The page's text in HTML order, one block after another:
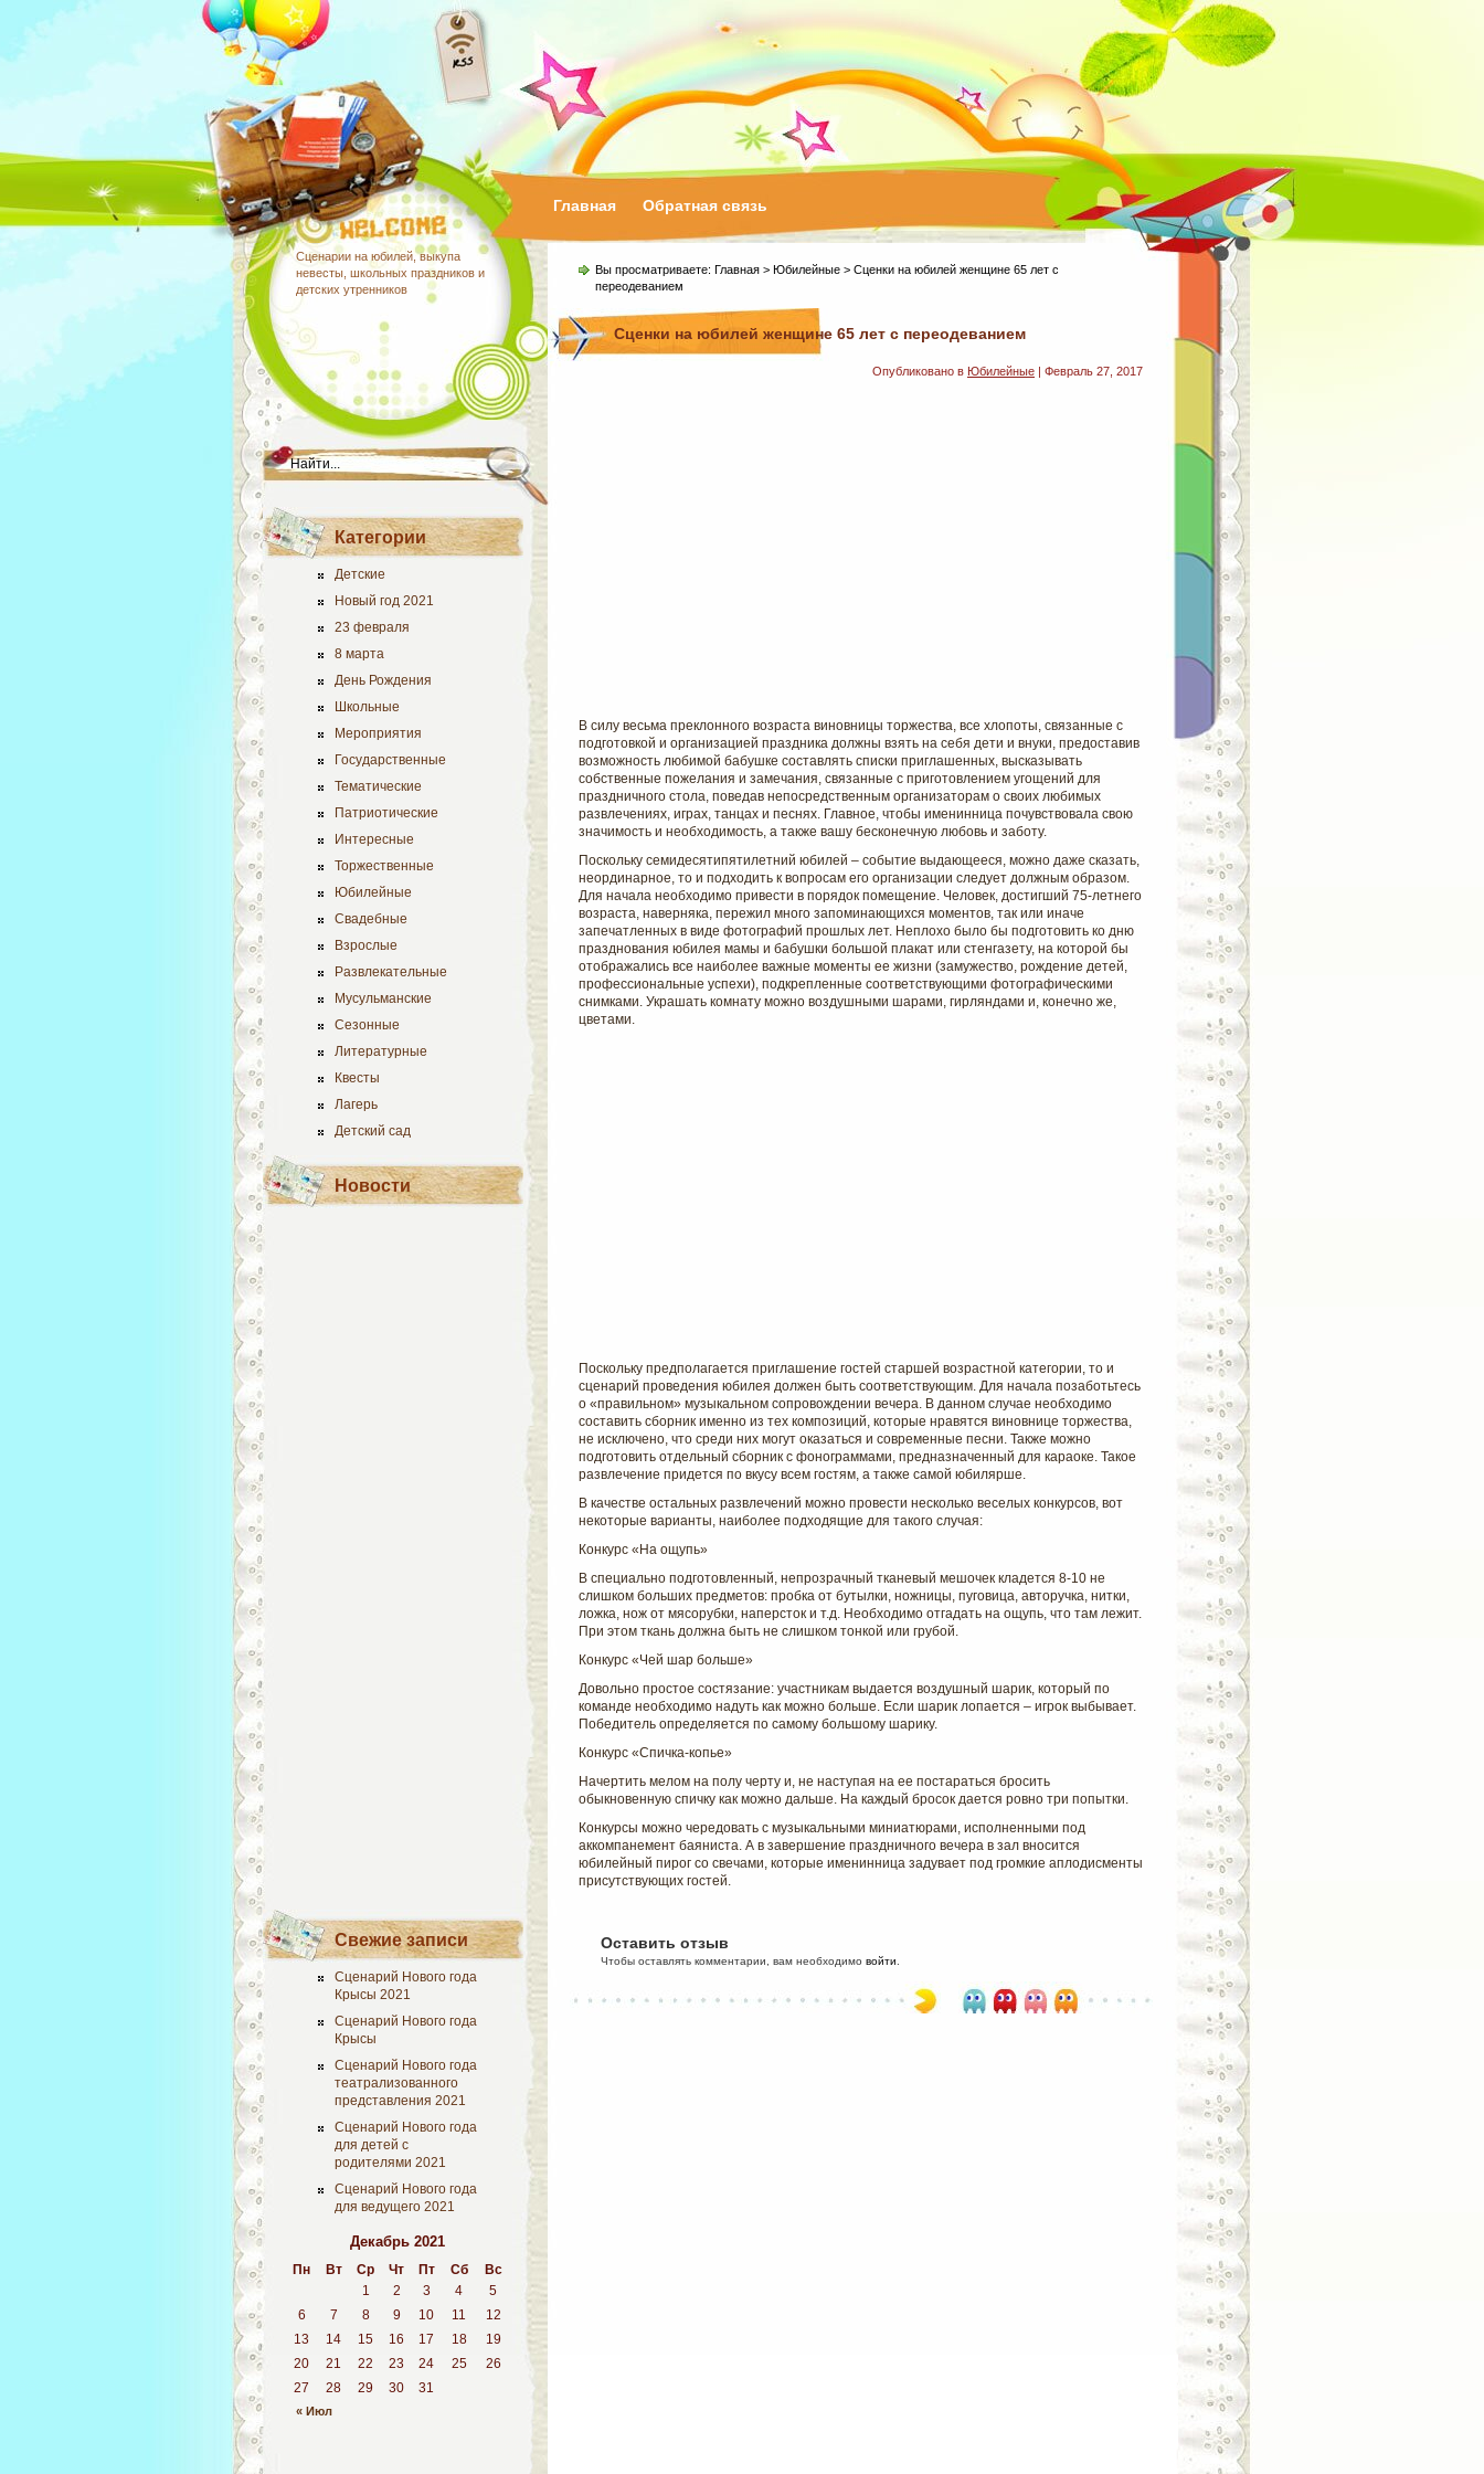
Главная Обратная связь
Сценарии на юбилей, выкупа
невесты, школьных праздников и
детских утренников
Категории
Детские
Новый год 2021
23 февраля
8 марта
День Рождения
Школьные
Мероприятия
Государственные
Тематические
Патриотические
Интересные
Торжественные
Юбилейные
Свадебные
Взрослые
Развлекательные
Мусульманские
Сезонные
Литературные
Квесты
Лагерь
Детский сад
Новости
Свежие записи
Сценарий Нового года
Крысы 2021
Сценарий Нового года
Крысы
Сценарий Нового года
театрализованного
представления 2021
Сценарий Нового года
для детей с
родителями 2021
Сценарий Нового года
для ведущего 2021
Декабрь 2021
Пн Вт Ср Чт Пт Сб Вс
« Июл
1 2 3 4
5
6
7 8 9 10 11
12
13
14 15 16 17 18
19
20
21 22 23 24 25
26
27
28 29 30 31
Вы просматриваете: Главная > Юбилейные > Сценки на юбилей женщине 65 лет с
переодеванием
Сценки на юбилей женщине 65 лет с переодеванием
Опубликовано в Юбилейные | Февраль 27, 2017
В силу весьма преклонного возраста виновницы торжества, все хлопоты, связанные с
подготовкой и организацией праздника должны взять на себя дети и внуки, предоставив
возможность любимой бабушке составлять списки приглашенных, высказывать
собственные пожелания и замечания, связанные с приготовлением угощений для
праздничного стола, поведав непосредственным организаторам о своих любимых
развлечениях, играх, танцах и песнях. Главное, чтобы именинница почувствовала свою
значимость и необходимость, а также вашу бесконечную любовь и заботу.
Поскольку семидесятипятилетний юбилей – событие выдающееся, можно даже сказать,
неординарное, то и подходить к вопросам его организации следует должным образом.
Для начала необходимо привести в порядок помещение. Человек, достигший 75-летнего
возраста, наверняка, пережил много запоминающихся моментов, так или иначе
запечатленных в виде фотографий прошлых лет. Неплохо было бы подготовить ко дню
празднования юбилея мамы и бабушки большой плакат или стенгазету, на которой бы
отображались все наиболее важные моменты ее жизни (замужество, рождение детей,
профессиональные успехи), подкрепленные соответствующими фотографическими
снимками. Украшать комнату можно воздушными шарами, гирляндами и, конечно же,
цветами.
Поскольку предполагается приглашение гостей старшей возрастной категории, то и
сценарий проведения юбилея должен быть соответствующим. Для начала позаботьтесь
о «правильном» музыкальном сопровождении вечера. В данном случае необходимо
составить сборник именно из тех композиций, которые нравятся виновнице торжества,
не исключено, что среди них могут оказаться и современные песни. Также можно
подготовить отдельный сборник с фонограммами, предназначенный для караоке. Такое
развлечение придется по вкусу всем гостям, а также самой юбилярше.
В качестве остальных развлечений можно провести несколько веселых конкурсов, вот
некоторые варианты, наиболее подходящие для такого случая:
Конкурс «На ощупь»
В специально подготовленный, непрозрачный тканевый мешочек кладется 8-10 не
слишком больших предметов: пробка от бутылки, ножницы, пуговица, авторучка, нитки,
ложка, нож от мясорубки, наперсток и т.д. Необходимо отгадать на ощупь, что там лежит.
При этом ткань должна быть не слишком тонкой или грубой.
Конкурс «Чей шар больше»
Довольно простое состязание: участникам выдается воздушный шарик, который по
команде необходимо надуть как можно больше. Если шарик лопается – игрок выбывает.
Победитель определяется по самому большому шарику.
Конкурс «Спичка-копье»
Начертить мелом на полу черту и, не наступая на ее постараться бросить
обыкновенную спичку как можно дальше. На каждый бросок дается ровно три попытки.
Конкурсы можно чередовать с музыкальными миниатюрами, исполненными под
аккомпанемент баяниста. А в завершение праздничного вечера в зал вносится
юбилейный пирог со свечами, которые именинница задувает под громкие аплодисменты
присутствующих гостей.
Оставить отзыв
Чтобы оставлять комментарии, вам необходимо войти